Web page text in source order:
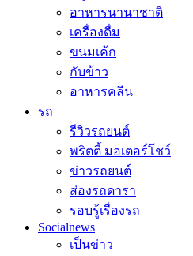
อาหารนานาชาติ
เครื่องดื่ม
ขนมเค้ก
กับข้าว
อาหารคลีน
รถ
รีวิวรถยนต์
พริตตี้ มอเตอร์โชว์
ข่าวรถยนต์
ส่องรถดารา
รอบรู้เรื่องรถ
Socialnews
เป็นข่าว